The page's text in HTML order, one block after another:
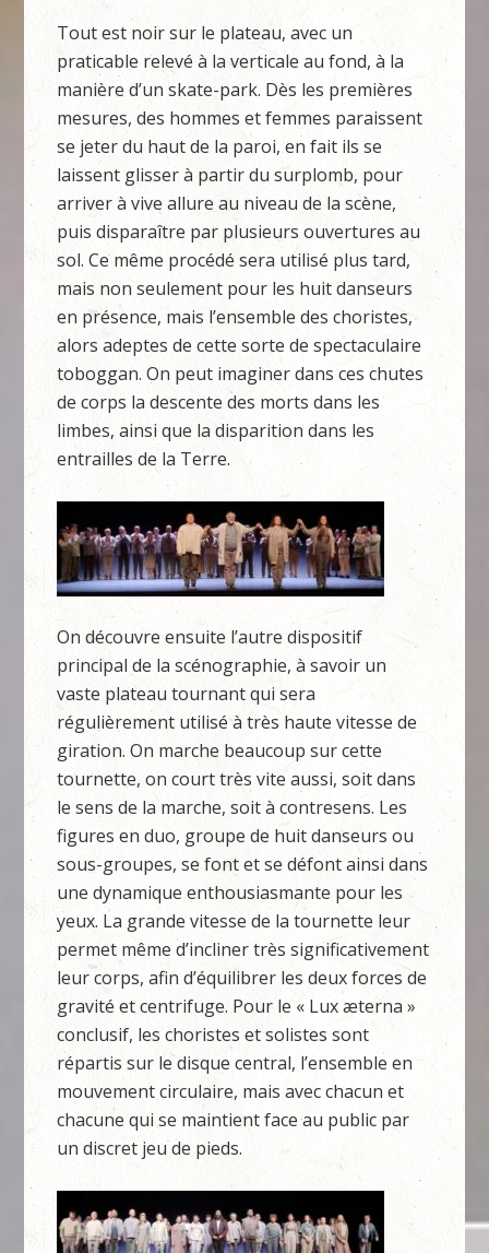
Tout est noir sur le plateau, avec un
praticable relevé à la verticale au fond, à la
manière d’un skate-park. Dès les premières
mesures, des hommes et femmes paraissent
se jeter du haut de la paroi, en fait ils se
laissent glisser à partir du surplomb, pour
arriver à vive allure au niveau de la scène,
puis disparaître par plusieurs ouvertures au
sol. Ce même procédé sera utilisé plus tard,
mais non seulement pour les huit danseurs
en présence, mais l’ensemble des choristes,
alors adeptes de cette sorte de spectaculaire
toboggan. On peut imaginer dans ces chutes
de corps la descente des morts dans les
limbes, ainsi que la disparition dans les
entrailles de la Terre.
On découvre ensuite l’autre dispositif
principal de la scénographie, à savoir un
vaste plateau tournant qui sera
régulièrement utilisé à très haute vitesse de
giration. On marche beaucoup sur cette
tournette, on court très vite aussi, soit dans
le sens de la marche, soit à contresens. Les
figures en duo, groupe de huit danseurs ou
sous-groupes, se font et se défont ainsi dans
une dynamique enthousiasmante pour les
yeux. La grande vitesse de la tournette leur
permet même d’incliner très significativement
leur corps, afin d’équilibrer les deux forces de
gravité et centrifuge. Pour le « Lux æterna »
conclusif, les choristes et solistes sont
répartis sur le disque central, l’ensemble en
mouvement circulaire, mais avec chacun et
chacune qui se maintient face au public par
un discret jeu de pieds.